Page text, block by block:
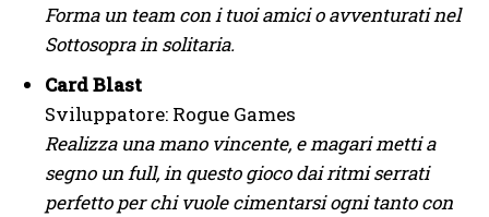
Forma un team con i tuoi amici o avventurati nel
Sottosopra in solitaria.
Card Blast
Sviluppatore: Rogue Games
Realizza una mano vincente, e magari metti a
segno un full, in questo gioco dai ritmi serrati
perfetto per chi vuole cimentarsi ogni tanto con